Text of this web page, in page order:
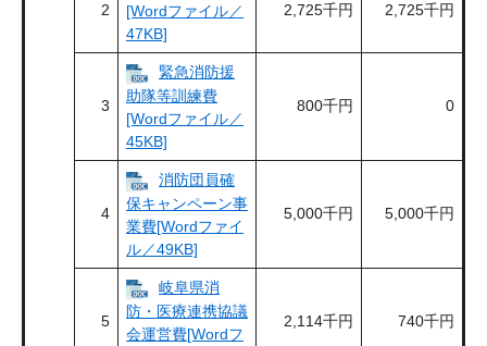
2
[Wordファイル／
47KB]
2,725千円 2,725千円
3
緊急消防援
助隊等訓練費
[Wordファイル／
45KB]
800千円 0
4
消防団員確
保キャンペーン事
業費[Wordファイ
ル／49KB]
5,000千円 5,000千円
5
岐阜県消
防・医療連携協議
会運営費[Wordフ
2,114千円 740千円